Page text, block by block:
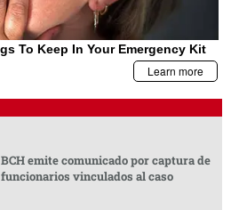
BCH emite comunicado por captura de
funcionarios vinculados al caso